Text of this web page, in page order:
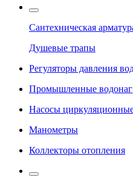
Сантехническая
Душевые трапы
Регуляторы давления
Промышленные
Насосы
Манометры
Коллекторы отопления